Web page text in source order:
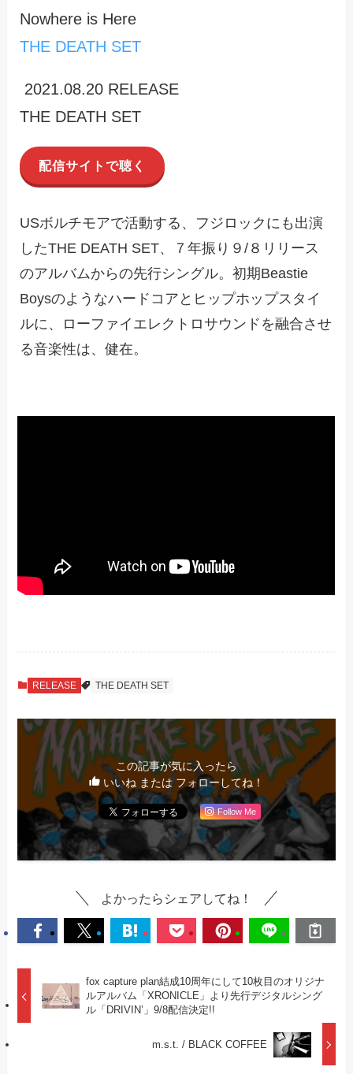
Nowhere is Here
THE DEATH SET
2021.08.20 RELEASE
THE DEATH SET
配信サイトで聴く
USボルチモアで活動する、フジロックにも出演
したTHE DEATH SET、７年振り９/８リリース
のアルバムからの先行シングル。初期Beastie
Boysのようなハードコアとヒップホップスタイ
ルに、ローファイエレクトロサウンドを融合させ
る音楽性は、健在。
RELEASE THE DEATH SET
この記事が気に入ったら
いいね または フォローしてね！
Follow Me
よかったらシェアしてね！
fox capture plan結成10周年にして10枚目のオリジナ
ルアルバム「XRONICLE」より先行デジタルシング
ル「DRIVIN’」9/8配信決定!!
m.s.t. / BLACK COFFEE